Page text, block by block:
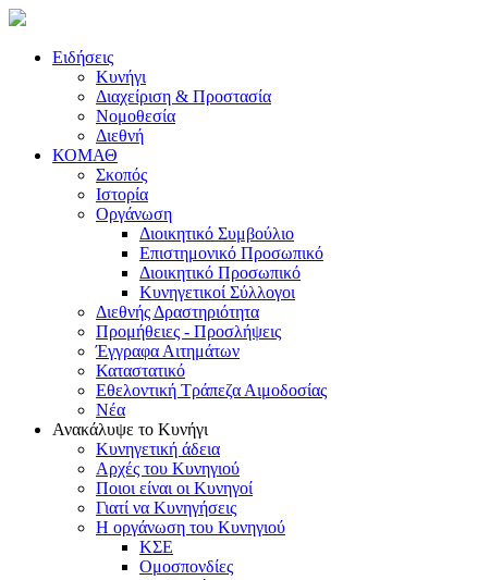
Ειδήσεις
Κυνήγι
Διαχείριση & Προστασία
Νομοθεσία
Διεθνή
ΚΟΜΑΘ
Σκοπός
Ιστορία
Οργάνωση
Διοικητικό Συμβούλιο
Επιστημονικό Προσωπικό
Διοικητικό Προσωπικό
Κυνηγετικοί Σύλλογοι
Διεθνής Δραστηριότητα
Προμήθειες - Προσλήψεις
Έγγραφα Αιτημάτων
Καταστατικό
Εθελοντική Τράπεζα Αιμοδοσίας
Νέα
Ανακάλυψε το Κυνήγι
Κυνηγετική άδεια
Αρχές του Κυνηγιού
Ποιοι είναι οι Κυνηγοί
Γιατί να Κυνηγήσεις
Η οργάνωση του Κυνηγιού
ΚΣΕ
Ομοσπονδίες